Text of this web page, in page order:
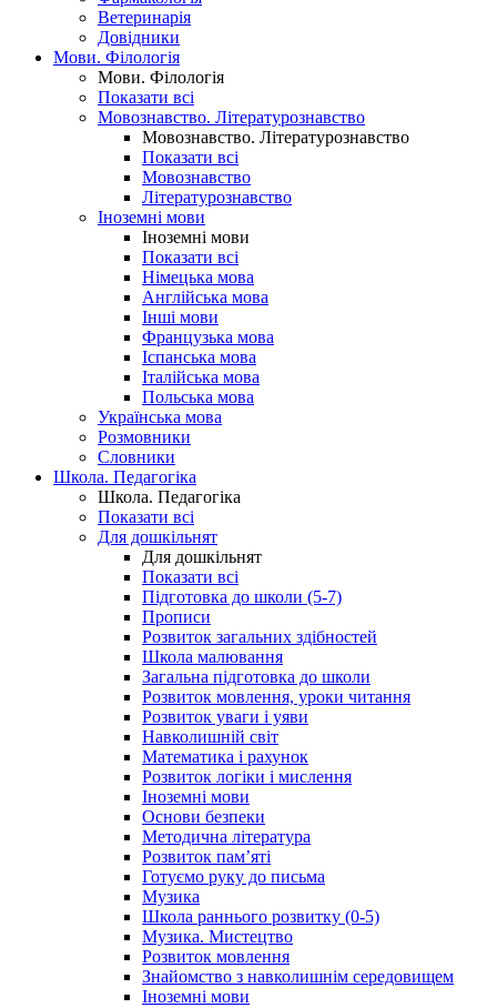
Ветеринарія
Довідники
Мови. Філологія
Мови. Філологія
Показати всі
Мовознавство. Літературознавство
Мовознавство. Літературознавство
Показати всі
Мовознавство
Літературознавство
Іноземні мови
Іноземні мови
Показати всі
Німецька мова
Англійська мова
Інші мови
Французька мова
Іспанська мова
Італійська мова
Польська мова
Українська мова
Розмовники
Словники
Школа. Педагогіка
Школа. Педагогіка
Показати всі
Для дошкільнят
Для дошкільнят
Показати всі
Підготовка до школи (5-7)
Прописи
Розвиток загальних здібностей
Школа малювання
Загальна підготовка до школи
Розвиток мовлення, уроки читання
Розвиток уваги і уяви
Навколишній світ
Математика і рахунок
Розвиток логіки і мислення
Іноземні мови
Основи безпеки
Методична література
Розвиток пам’яті
Готуємо руку до письма
Музика
Школа раннього розвитку (0-5)
Музика. Мистецтво
Розвиток мовлення
Знайомство з навколишнім середовищем
Іноземні мови